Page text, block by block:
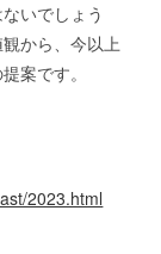
いでしょう
から、今以上
案です。
2023.html